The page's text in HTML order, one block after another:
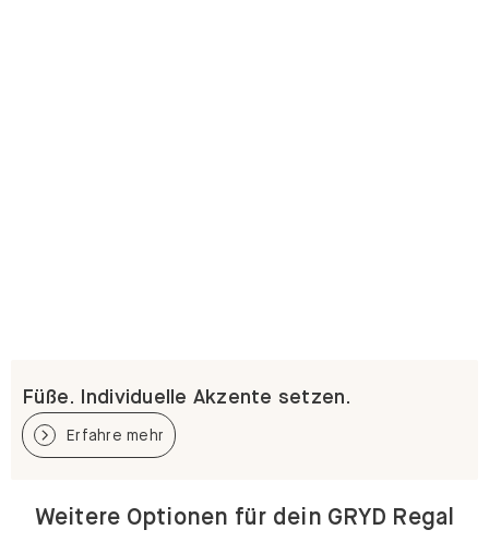
Füße. Individuelle Akzente setzen.
Erfahre mehr
Weitere Optionen für dein GRYD Regal